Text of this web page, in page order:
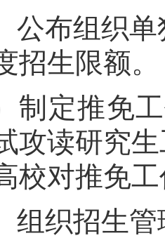
公布组织
招生限额。
制定推免
攻读研究
校对推免
组织招生